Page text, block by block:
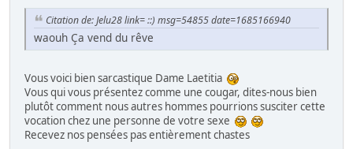
Citation de: Jelu28 link= ::) msg=54855 date=1685166940
waouh Ça vend du rêve
Vous voici bien sarcastique Dame Laetitia
Vous qui vous présentez comme une cougar, dites-nous bien
plutôt comment nous autres hommes pourrions susciter cette
vocation chez une personne de votre sexe
Recevez nos pensées pas entièrement chastes